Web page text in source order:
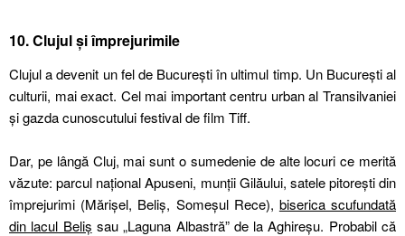
10. Clujul și împrejurimile
Clujul a devenit un fel de București în ultimul timp. Un București al
culturii, mai exact. Cel mai important centru urban al Transilvaniei
și gazda cunoscutului festival de film Tiff.
Dar, pe lângă Cluj, mai sunt o sumedenie de alte locuri ce merită
văzute: parcul național Apuseni, munții Gilăului, satele pitorești din
împrejurimi (Mărișel, Beliș, Someșul Rece), biserica scufundată
din lacul Beliș sau „Laguna Albastră” de la Aghireșu. Probabil că